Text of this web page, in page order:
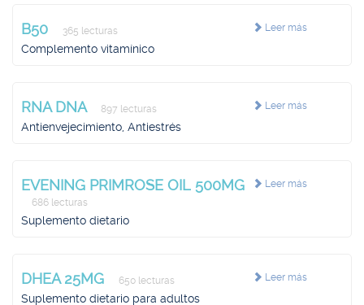
Leer más
B50 365 lecturas
Complemento vitamínico
Leer más
RNA DNA 897 lecturas
Antienvejecimiento, Antiestrés
Leer más
EVENING PRIMROSE OIL 500MG
686 lecturas
Suplemento dietario
Leer más
DHEA 25MG 650 lecturas
Suplemento dietario para adultos